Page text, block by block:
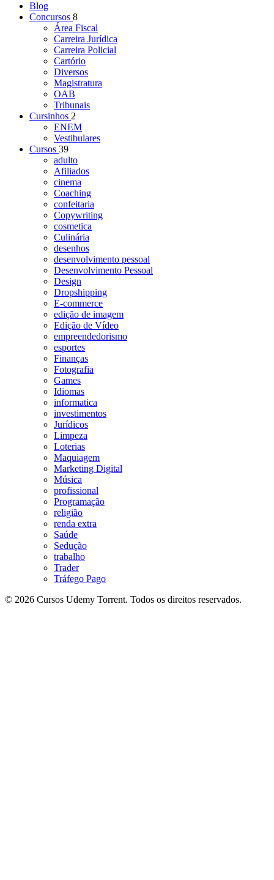
Blog
Concursos 8
Área Fiscal
Carreira Jurídica
Carreira Policial
Cartório
Diversos
Magistratura
OAB
Tribunais
Cursinhos 2
ENEM
Vestibulares
Cursos 39
adulto
Afiliados
cinema
Coaching
confeitaria
Copywriting
cosmetica
Culinária
desenhos
desenvolvimento pessoal
Desenvolvimento Pessoal
Design
Dropshipping
E-commerce
edição de imagem
Edição de Vídeo
empreendedorismo
esportes
Finanças
Fotografia
Games
Idiomas
informatica
investimentos
Jurídicos
Limpeza
Loterias
Maquiagem
Marketing Digital
Música
profissional
Programação
religião
renda extra
Saúde
Sedução
trabalho
Trader
Tráfego Pago
© 2026 Cursos Udemy Torrent. Todos os direitos reservados.